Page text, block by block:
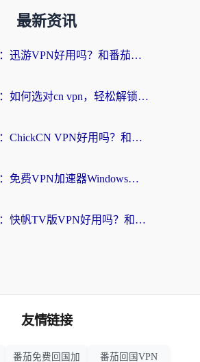
最新资讯
海外党必看：迅游VPN好用吗？和番茄加速器VPN对比哪个回国效果更好？
海外党必看：如何选对cn vpn，轻松解锁国内影音游戏？
海外党必看：ChickCN VPN好用吗？和星河VPN对比哪个回国效果更好？附真实体验+避坑指南
海外党必看：免费VPN加速器Windows版怎么选？附真实测评与无缝访问国内资源指南
海外党必看：快帆TV版VPN好用吗？和hi龟龟VPN对比哪个回国效果更好？附免费加速器选择指南
友情链接
番茄免费回国加 番茄回国VPN